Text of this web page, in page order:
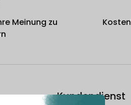
Meinung zu
Kundendienst